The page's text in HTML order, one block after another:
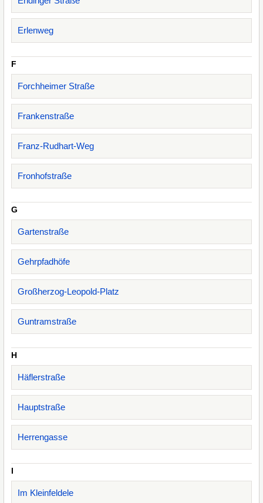
Erlenweg
F
Forchheimer Straße
Frankenstraße
Franz-Rudhart-Weg
Fronhofstraße
G
Gartenstraße
Gehrpfadhöfe
Großherzog-Leopold-Platz
Guntramstraße
H
Häflerstraße
Hauptstraße
Herrengasse
I
Im Kleinfeldele